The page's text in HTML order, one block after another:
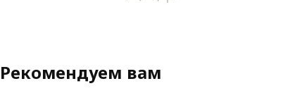
Рекомендуем вам